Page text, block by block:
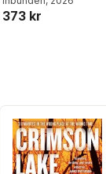
röster:
373 kr